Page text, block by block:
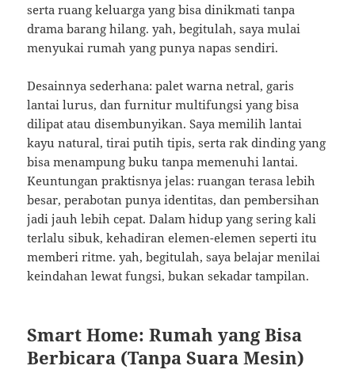
serta ruang keluarga yang bisa dinikmati tanpa
drama barang hilang. yah, begitulah, saya mulai
menyukai rumah yang punya napas sendiri.
Desainnya sederhana: palet warna netral, garis
lantai lurus, dan furnitur multifungsi yang bisa
dilipat atau disembunyikan. Saya memilih lantai
kayu natural, tirai putih tipis, serta rak dinding yang
bisa menampung buku tanpa memenuhi lantai.
Keuntungan praktisnya jelas: ruangan terasa lebih
besar, perabotan punya identitas, dan pembersihan
jadi jauh lebih cepat. Dalam hidup yang sering kali
terlalu sibuk, kehadiran elemen-elemen seperti itu
memberi ritme. yah, begitulah, saya belajar menilai
keindahan lewat fungsi, bukan sekadar tampilan.
Smart Home: Rumah yang Bisa
Berbicara (Tanpa Suara Mesin)